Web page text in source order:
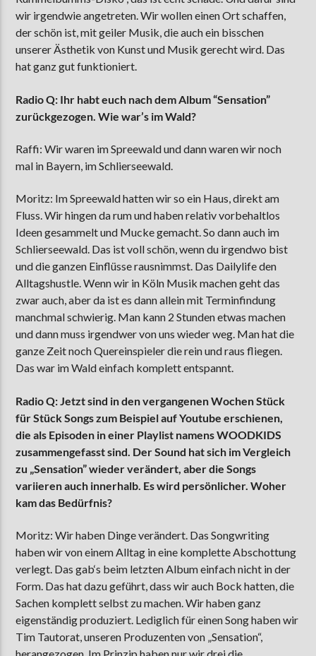
wir irgendwie angetreten. Wir wollen einen Ort schaffen,
der schön ist, mit geiler Musik, die auch ein bisschen
unserer Ästhetik von Kunst und Musik gerecht wird. Das
hat ganz gut funktioniert.
Radio Q: Ihr habt euch nach dem Album “Sensation”
zurückgezogen. Wie war’s im Wald?
Raffi: Wir waren im Spreewald und dann waren wir noch
mal in Bayern, im Schlierseewald.
Moritz: Im Spreewald hatten wir so ein Haus, direkt am
Fluss. Wir hingen da rum und haben relativ vorbehaltlos
Ideen gesammelt und Mucke gemacht. So dann auch im
Schlierseewald. Das ist voll schön, wenn du irgendwo bist
und die ganzen Einflüsse rausnimmst. Das Dailylife den
Alltagshustle. Wenn wir in Köln Musik machen geht das
zwar auch, aber da ist es dann allein mit Terminfindung
manchmal schwierig. Man kann 2 Stunden etwas machen
und dann muss irgendwer von uns wieder weg. Man hat die
ganze Zeit noch Quereinspieler die rein und raus fliegen.
Das war im Wald einfach komplett entspannt.
Radio Q: Jetzt sind in den vergangenen Wochen Stück
für Stück Songs zum Beispiel auf Youtube erschienen,
die als Episoden in einer Playlist namens WOODKIDS
zusammengefasst sind. Der Sound hat sich im Vergleich
zu „Sensation” wieder verändert, aber die Songs
variieren auch innerhalb. Es wird persönlicher. Woher
kam das Bedürfnis?
Moritz: Wir haben Dinge verändert. Das Songwriting
haben wir von einem Alltag in eine komplette Abschottung
verlegt. Das gab‘s beim letzten Album einfach nicht in der
Form. Das hat dazu geführt, dass wir auch Bock hatten, die
Sachen komplett selbst zu machen. Wir haben ganz
eigenständig produziert. Lediglich für einen Song haben wir
Tim Tautorat, unseren Produzenten von „Sensation“,